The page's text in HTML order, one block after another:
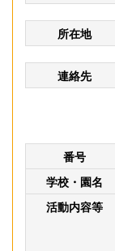
所在地
連絡先
番号
学校・園名
活動内容等